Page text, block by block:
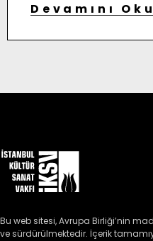
Devamını
Bu web sitesi, Avrupa Birliği’nin
ve sürdürülmektedir. İçerik